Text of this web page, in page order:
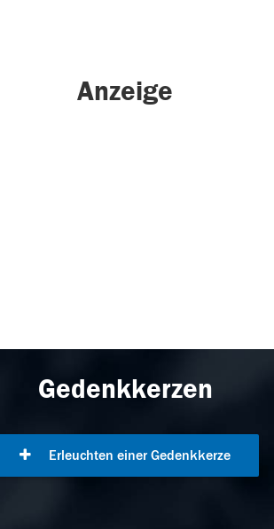
Anzeige
Gedenkkerzen
Erleuchten einer Gedenkkerze